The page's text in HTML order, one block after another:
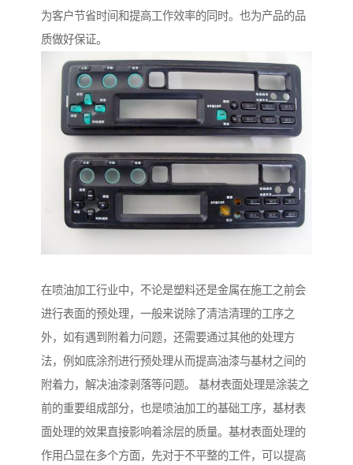
为客户节省时间和提高工作效率的同时。也为产品的品
质做好保证。
在喷油加工行业中，不论是塑料还是金属在施工之前会
进行表面的预处理，一般来说除了清洁清理的工序之
外，如有遇到附着力问题，还需要通过其他的处理方
法，例如底涂剂进行预处理从而提高油漆与基材之间的
附着力，解决油漆剥落等问题。 基材表面处理是涂装之
前的重要组成部分，也是喷油加工的基础工序，基材表
面处理的效果直接影响着涂层的质量。基材表面处理的
作用凸显在多个方面，先对于不平整的工件，可以提高